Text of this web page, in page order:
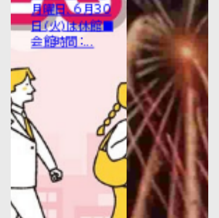
月曜日、6月30
日(火)は休館■
会館時間：...